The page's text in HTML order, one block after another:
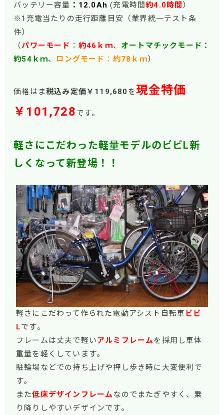
バッテリー容量 ：12.0Ah(充電時間約4.0時間 ）
※1充電当たりの走行距離目安（業界統一テスト条
件）
（パワーモー ド ： 約46ｋｍ、 オートマチックモード：
約54ｋｍ、 ロングモード ： 約78ｋｍ）
価格はま税込み定価￥119,680 を現金特価
￥101,728です。
軽さにこだわった軽量モデルのビビL新
しくなって新登場！！
軽さにこだわって作られた電動アシスト自転車ビビ
Lです。
フレームは丈夫で軽いアルミフレームを採用し車体
重量を軽くしています。
駐輪場などでの持ち上げや押し歩き時に大変便利で
す。
また低床デザインフレーム なのでまたぎやすく、乗
り降りしやすいデザインです。